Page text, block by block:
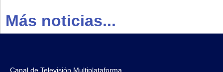
Más noticias...
Canal de Televisión Multiplataforma.